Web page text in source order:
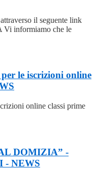
il seguente link
Vi informiamo che le
le iscrizioni online
online classi prime
DOMIZIA” -
- NEWS